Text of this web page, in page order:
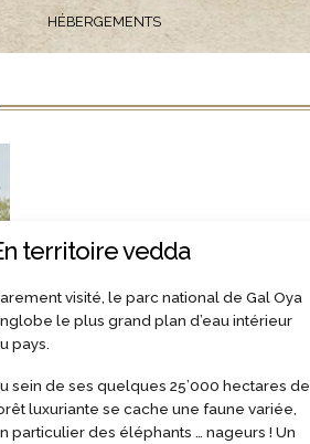
HÉBERGEMENTS
territoire vedda
visité, le parc national de Gal Oya
le plus grand plan d’eau intérieur
pays.
sein de ses quelques 25’000 hectares de
luxuriante se cache une faune variée,
particulier des éléphants … nageurs ! Un